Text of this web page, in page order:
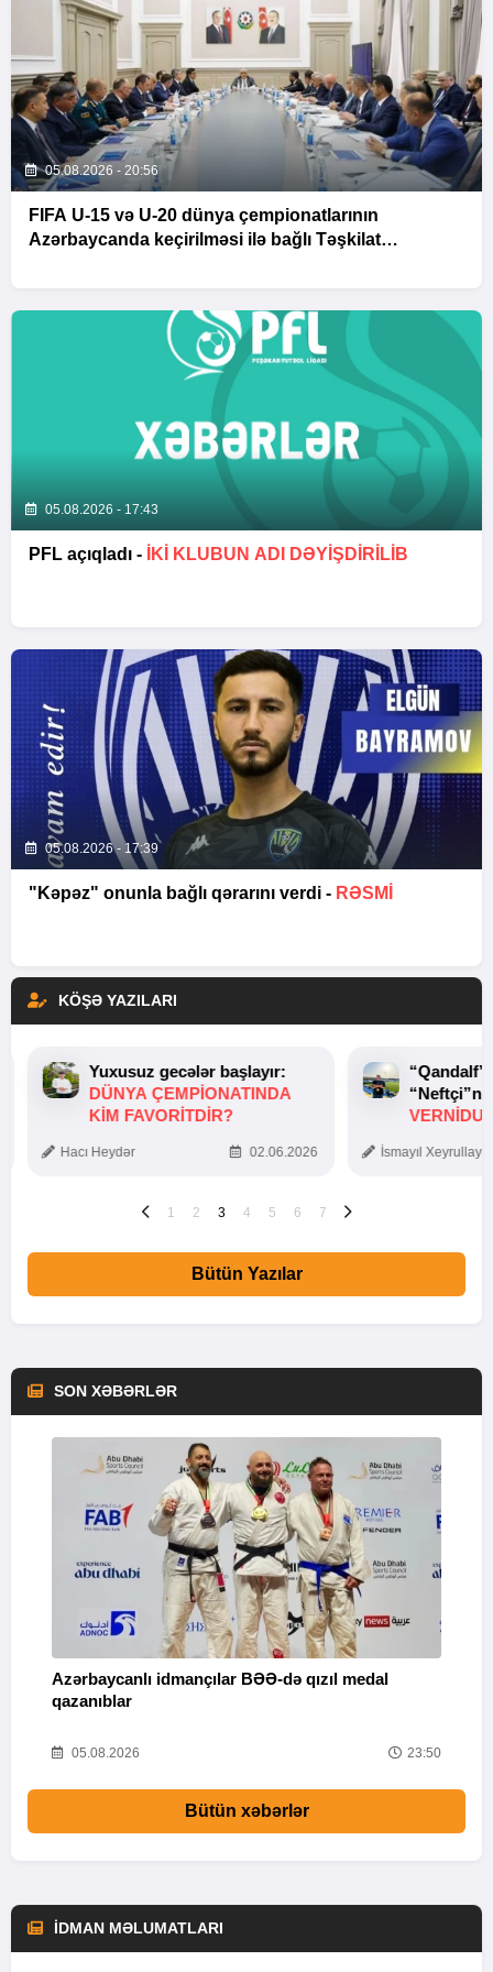
05.08.2026 - 20:56
FIFA U-15 və U-20 dünya çempionatlarının
Azərbaycanda keçirilməsi ilə bağlı Təşkilat
05.08.2026 - 17:43
PFL açıqladı - İKİ KLUBUN ADI DƏYİŞDİRİLİB
05.08.2026 - 17:39
"Kəpəz" onunla bağlı qərarını verdi - RƏSMİ
KÖŞƏ YAZILARI
Yuxusuz gecələr başlayır:
DÜNYA ÇEMPIONATINDA
KIM FAVORITDIR?
Hacı Heydər 02.06.2026 İsmayıl
1 2 3 4 5 6 7
Bütün Yazılar
SON XƏBƏRLƏR
Azərbaycanlı idmançılar BƏƏ-də qızıl medal
qazanıblar
05.08.2026 23:50
Bütün xəbərlər
İDMAN MƏLUMATLARI